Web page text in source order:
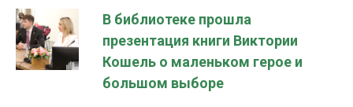
В библиотеке прошла
презентация книги Виктории
Кошель о маленьком герое и
большом выборе